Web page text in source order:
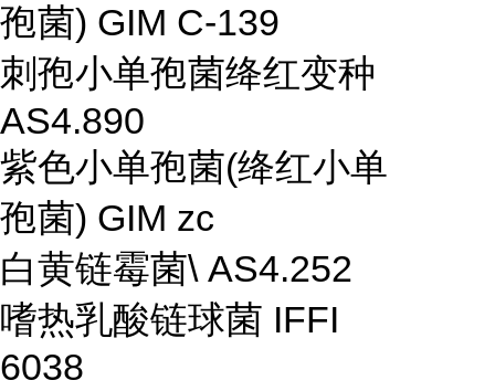
孢菌) GIM C-139
刺孢小单孢菌绛红变种
AS4.890
紫色小单孢菌(绛红小单
孢菌) GIM zc
白黄链霉菌\ AS4.252
嗜热乳酸链球菌 IFFI
6038